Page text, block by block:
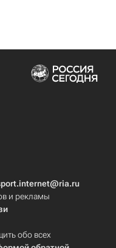
и рекламы
обо всех